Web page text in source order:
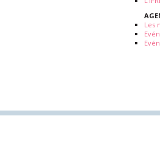
Les